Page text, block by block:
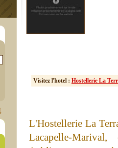
Visitez l'hotel : Hostellerie La
L'Hostellerie La
Lacapelle-